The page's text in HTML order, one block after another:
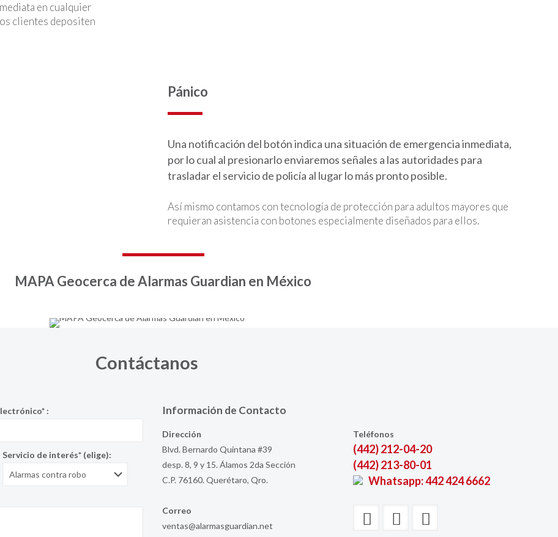
en cualquier
clientes depositen
Pánico
Una notificación del botón indica una situación de emergencia inmediata,
por lo cual al presionarlo enviaremos señales a las autoridades para
trasladar el servicio de policía al lugar lo más pronto posible.
Así mismo contamos con tecnología de protección para adultos mayores que
requieran asistencia con botones especialmente diseñados para ellos.
MAPA Geocerca de Alarmas Guardian en México
Contáctanos
:
Servicio de interés* (elige):
Información de Contacto
Dirección
Blvd. Bernardo Quintana #39
desp. 8, 9 y 15. Álamos 2da Sección
C.P. 76160. Querétaro, Qro.
Correo
ventas@alarmasguardian.net
Teléfonos
(442) 212-04-20
(442) 213-80-01
Whatsapp: 442 424 6662